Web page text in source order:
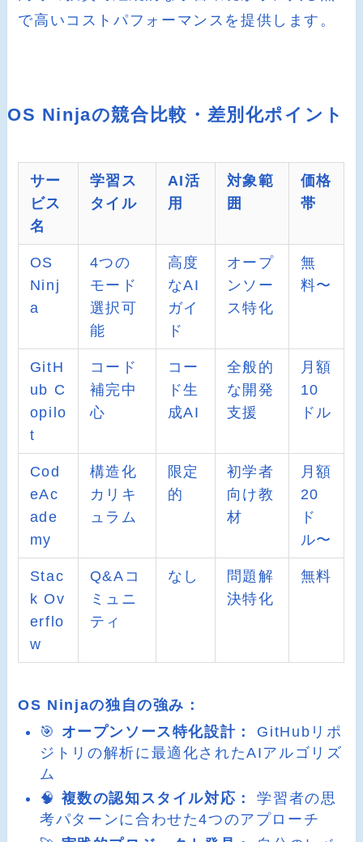
で高いコストパフォーマンスを提供します。
OS Ninjaの競合比較・差別化ポイント
サー
ビス
名
学習ス
タイル
AI活
用
対象範
囲
価格
帯
OS
Ninj
a
4つの
モード
選択可
能
高度
なAI
ガイ
ド
オープ
ンソー
ス特化
無
料〜
GitH
ub C
opilo
t
コード
補完中
心
コー
ド生
成AI
全般的
な開発
支援
月額
10
ドル
Cod
eAc
ade
my
構造化
カリキ
ュラム
限定
的
初学者
向け教
材
月額
20
ド
ル〜
Stac
k Ov
erflo
w
Q&Aコ
ミュニ
ティ
なし
問題解
決特化
無料
OS Ninjaの独自の強み：
🎯 オープンソース特化設計：
GitHubリポ
ジトリの解析に最適化されたAIアルゴリズ
ム
🧠 複数の認知スタイル対応：
学習者の思
考パターンに合わせた4つのアプローチ